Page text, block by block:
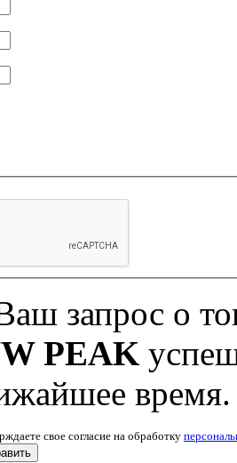
запрос о
PEAK
время.
свое согласие на обработку